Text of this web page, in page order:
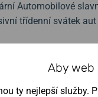
Automobilové
třídenní svátek
sběratele.Aby web
ty nejlepší služby.